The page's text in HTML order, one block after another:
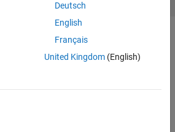
Deutsch
English
Français
United Kingdom(English)